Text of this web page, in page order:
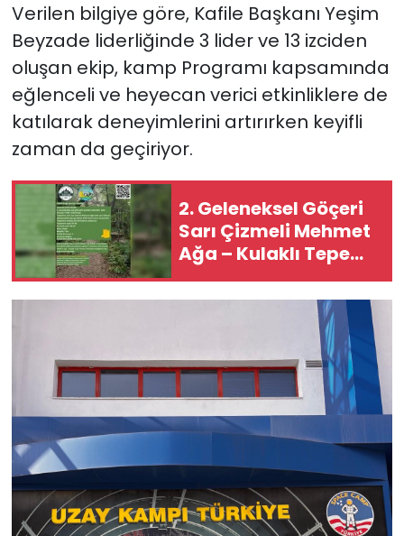
Verilen bilgiye göre, Kafile Başkanı Yeşim
Beyzade liderliğinde 3 lider ve 13 izciden
oluşan ekip, kamp Programı kapsamında
eğlenceli ve heyecan verici etkinliklere de
katılarak deneyimlerini artırırken keyifli
zaman da geçiriyor.
2. Geleneksel Göçeri
Sarı Çizmeli Mehmet
Ağa – Kulaklı Tepe
Yürüyüş etkinliği
Pazar günü
Spor
Teknoloji
TÜRKiYE
Video Galeri
YAŞAM
Yazarlar